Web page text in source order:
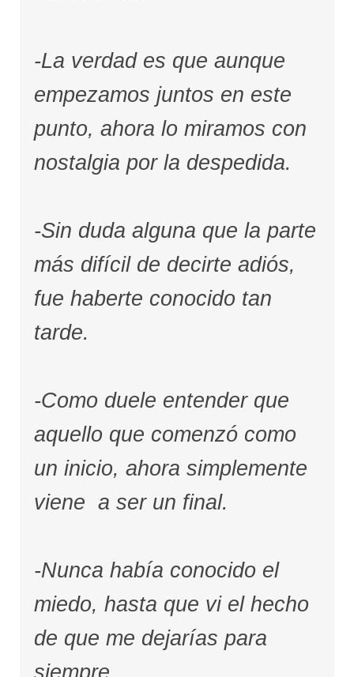
-La verdad es que aunque
empezamos juntos en este
punto, ahora lo miramos con
nostalgia por la despedida.
-Sin duda alguna que la parte
más difícil de decirte adiós,
fue haberte conocido tan
tarde.
-Como duele entender que
aquello que comenzó como
un inicio, ahora simplemente
viene a ser un final.
-Nunca había conocido el
miedo, hasta que vi el hecho
de que me dejarías para